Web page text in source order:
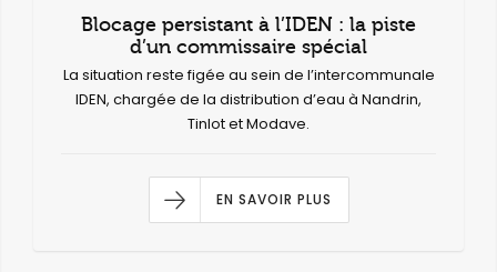
Blocage persistant à l’IDEN : la piste
d’un commissaire spécial
La situation reste figée au sein de l’intercommunale
IDEN, chargée de la distribution d’eau à Nandrin,
Tinlot et Modave.
EN SAVOIR PLUS